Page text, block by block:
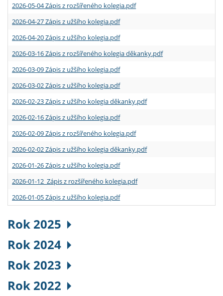
2026-05-04 Zápis z rozšířeného kolegia.pdf
2026-04-27 Zápis z užšího kolegia.pdf
2026-04-20 Zápis z užšího kolegia.pdf
2026-03-16 Zápis z rozšířeného kolegia děkanky.pdf
2026-03-09 Zápis z užšího kolegia.pdf
2026-03-02 Zápis z užšího kolegia.pdf
2026-02-23 Zápis z užšího kolegia děkanky.pdf
2026-02-16 Zápis z užšího kolegia.pdf
2026-02-09 Zápis z rozšířeného kolegia.pdf
2026-02-02 Zápis z užšího kolegia děkanky.pdf
2026-01-26 Zápis z užšího kolegia.pdf
2026-01-12 Zápis z rozšířeného kolegia.pdf
2026-01-05 Zápis z užšího kolegia.pdf
Rok 2025
Rok 2024
Rok 2023
Rok 2022